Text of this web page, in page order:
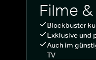
Filme
Blockbuster
Exklusive und
Auch im
TV